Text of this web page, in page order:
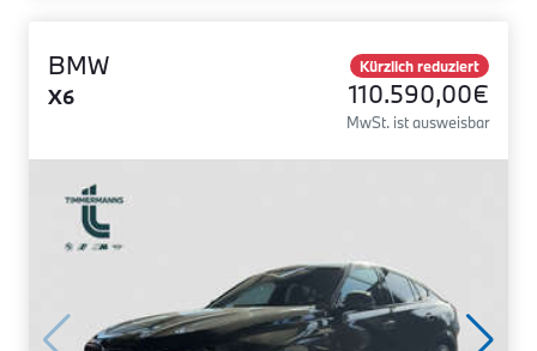
BMW
X6
Kürzlich reduziert
110.590,00€
MwSt. ist ausweisbar